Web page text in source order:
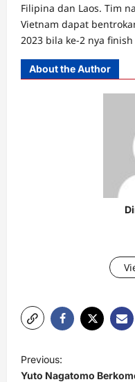
Filipina dan Laos. Tim
Vietnam dapat
2023 bila ke-2 nya
About the Author
o
Previous:
Yuto Nagatomo